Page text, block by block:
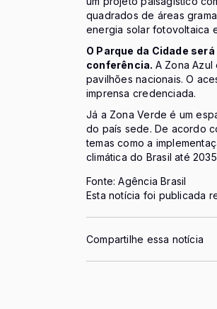
quadrados de áreas
energia solar fotovoltaica
O Parque da Cidade
conferência. A Zona
pavilhões nacionais. O
imprensa credenciada.
Já a Zona Verde é um
do país sede. De acordo
temas como a
climática do Brasil até
Fonte: Agência Brasil
Esta notícia foi publicada
Compartilhe essa notícia